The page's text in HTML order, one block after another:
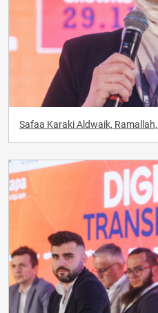
Safaa Karaki Aldwaik,